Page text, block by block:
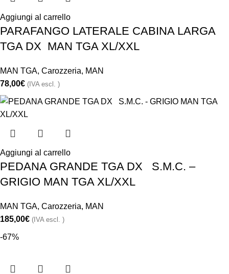
Aggiungi al carrello
PARAFANGO LATERALE CABINA LARGA
TGA DX MAN TGA XL/XXL
MAN TGA, Carozzeria, MAN
78,00€ (IVA escl. )
Aggiungi al carrello
PEDANA GRANDE TGA DX S.M.C. –
GRIGIO MAN TGA XL/XXL
MAN TGA, Carozzeria, MAN
185,00€ (IVA escl. )
-67%